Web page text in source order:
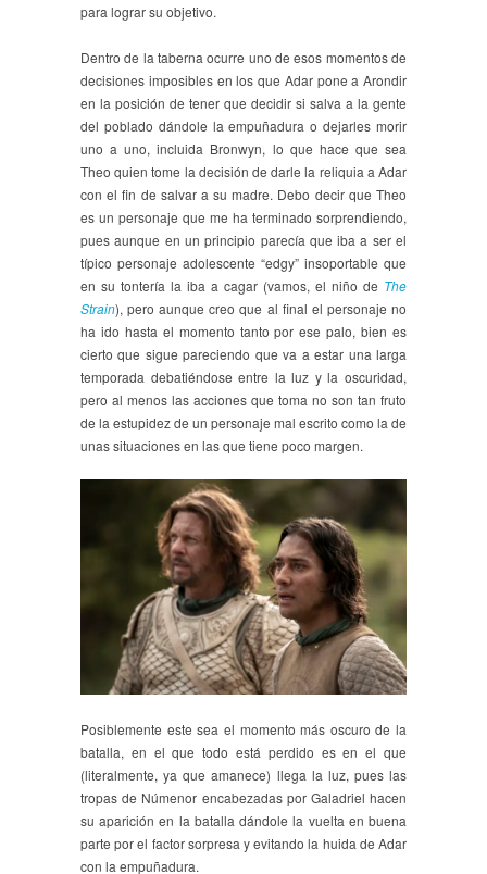
para lograr su objetivo.
Dentro de la taberna ocurre uno de esos momentos de
decisiones imposibles en los que Adar pone a Arondir
en la posición de tener que decidir si salva a la gente
del poblado dándole la empuñadura o dejarles morir
uno a uno, incluida Bronwyn, lo que hace que sea
Theo quien tome la decisión de darle la reliquia a Adar
con el fin de salvar a su madre. Debo decir que Theo
es un personaje que me ha terminado sorprendiendo,
pues aunque en un principio parecía que iba a ser el
típico personaje adolescente “edgy” insoportable que
en su tontería la iba a cagar (vamos, el niño de The
Strain), pero aunque creo que al final el personaje no
ha ido hasta el momento tanto por ese palo, bien es
cierto que sigue pareciendo que va a estar una larga
temporada debatiéndose entre la luz y la oscuridad,
pero al menos las acciones que toma no son tan fruto
de la estupidez de un personaje mal escrito como la de
unas situaciones en las que tiene poco margen.
Posiblemente este sea el momento más oscuro de la
batalla, en el que todo está perdido es en el que
(literalmente, ya que amanece) llega la luz, pues las
tropas de Númenor encabezadas por Galadriel hacen
su aparición en la batalla dándole la vuelta en buena
parte por el factor sorpresa y evitando la huida de Adar
con la empuñadura.